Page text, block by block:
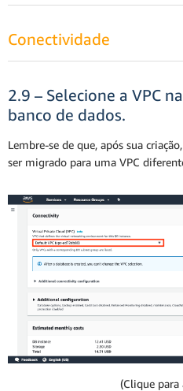
Conectividade
2.9 – Selecione a VPC
banco de dados.
Lembre-se de que, após sua
ser migrado para uma VPC
(Clique para